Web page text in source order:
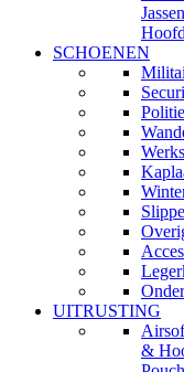
Jassen
SCHOENEN
UITRUSTING
&